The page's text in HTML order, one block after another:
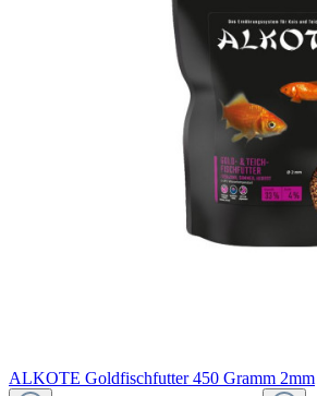
ALKOTE Goldfischfutter 450 Gramm 2mm